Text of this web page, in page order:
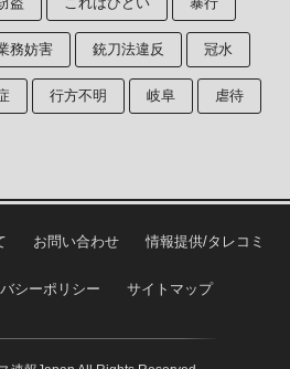
務妨害 銃刀法違反 冠水
行方不明 岐阜 虐待
お問い合わせ 情報提供/タレコミ
シーポリシー サイトマップ